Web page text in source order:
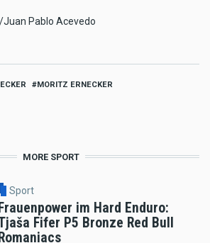
Pablo Acevedo
MORITZ ERNECKER
MORE SPORT
Sport
Frauenpower im Hard Enduro:
Fifer P5 Bronze Red Bull
Romaniacs